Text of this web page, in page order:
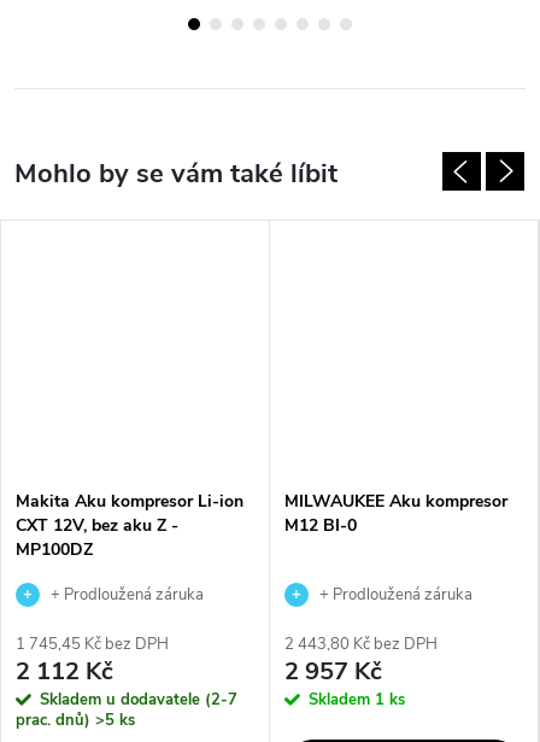
Makita Aku kompresor Li-ion
CXT 12V, bez aku Z -
MP100DZ
+ Prodloužená záruka
1 745,45 Kč bez DPH
2 112 Kč
Skladem u dodavatele (2-7
prac. dnů) >5 ks
MILWAUKEE Aku kompresor
M12 BI-0
+ Prodloužená záruka
2 443,80 Kč bez DPH
2 957 Kč
Skladem 1 ks